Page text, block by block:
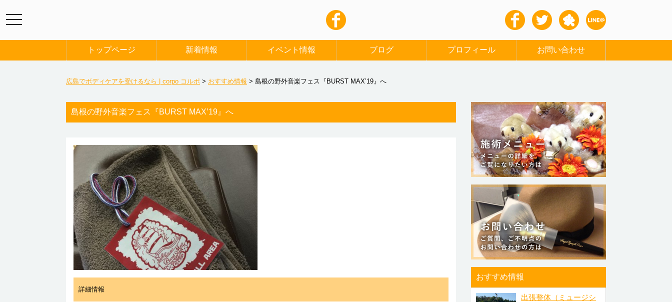
トップページ 新着情報 イベント情報 ブログ プロフィール お問い合わせ
広島でボディケアを受けるなら | corpo コルポ > おすすめ情報 > 島根の野外音楽フェス『BURST MAX’19』へ
島根の野外音楽フェス『BURST MAX’19』へ
詳細情報
おすすめ情報
出張整体（ミュージシ